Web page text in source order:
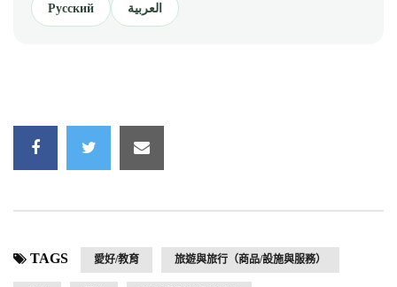
Русский العربية
TAGS 愛好/教育 旅遊與旅行（商品/設施與服務）